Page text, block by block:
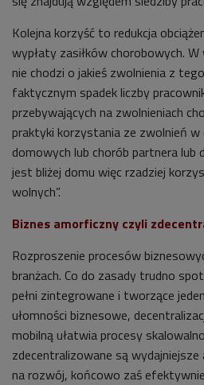
Kolejna korzyść to redukcja
wypłaty zasiłków chorobowych.
nie chodzi o jakieś zwolnienia z
faktycznym spadek liczby
przebywających na zwolnieniach
praktyki korzystania ze zwolnień w
domowych lub chorób partnera lub
jest bliżej domu więc rzadziej
wolnych”.
Biznes amorficzny czyli
Rozproszenie procesów
branżach. Co do zasady trudno
pełni zintegrowane i tworzące
ułomności biznesowe,
mobilną ułatwia procesy
zdecentralizowane są
na rozwój, końcowo zaś